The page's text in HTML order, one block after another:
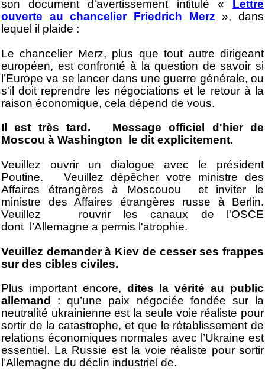
son document d'avertissement intitulé «
Lettre
ouverte au chancelier Friedrich Merz », dans
lequel il plaide :
Le chancelier Merz, plus que tout autre dirigeant
européen, est confronté à la question de savoir si
l’Europe va se lancer dans une guerre générale, ou
s'il doit reprendre les négociations et le retour à la
raison économique, cela dépend de vous.
Il est très tard. Message officiel d'hier de
Moscou à Washington le dit explicitement.
Veuillez ouvrir un dialogue avec le président
Poutine. Veuillez dépêcher votre ministre des
Affaires étrangères à Moscouou et inviter le
ministre des Affaires étrangères russe à Berlin.
Veuillez rouvrir les canaux de l'OSCE
dont l’Allemagne a permis l'atrophie.
Veuillez demander à Kiev de cesser ses frappes
sur des cibles civiles.
Plus important encore, dites la vérité au public
allemand
: qu’une paix négociée fondée sur la
neutralité ukrainienne est la seule voie réaliste pour
sortir de la catastrophe, et que le rétablissement de
relations économiques normales avec l’Ukraine est
essentiel. La Russie est la voie réaliste pour sortir
l’Allemagne du déclin industriel de.